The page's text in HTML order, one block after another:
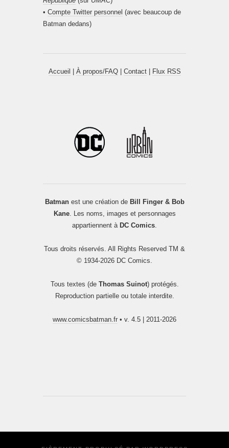
• Compte Twitter personnel (avec beaucoup de
Batman dedans)
Accueil À propos/FAQ| Contact| Flux RSS
Batmanest une création de Bill Finger & Bob
Kane. Les noms, images et personnages
appartiennent à DC Comics.
Tous droits réservés. All Rights Reserved TM &
© 1934-2026 DC Comics.
Tous textes (de Thomas Suinot) protégés.
Reproduction partielle ou totale interdite.
www.comicsbatman.fr • v. 4.5 | 2011-2026